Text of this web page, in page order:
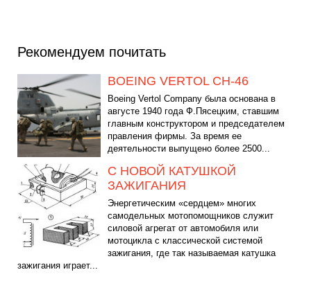
Рекомендуем почитать
BOEING VERTOL СН-46
Boeing Vertol Company была основана в
августе 1940 года Ф.Пясецким, ставшим
главным конструктором и председателем
правления фирмы. За время ее
деятельности выпущено более 2500...
С НОВОЙ КАТУШКОЙ
ЗАЖИГАНИЯ
Энергетическим «сердцем» многих
самодельных мотопомощников служит
силовой агрегат от автомобиля или
мотоцикла с классической системой
зажигания, где так называемая катушка
зажигания играет...